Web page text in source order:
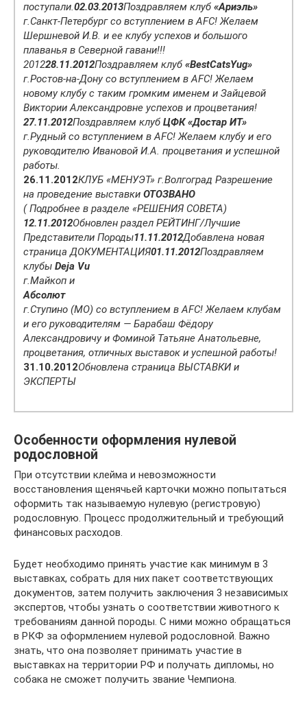
поступали.02.03.2013Поздравляем клуб «Ариэль»
г.Санкт-Петербург со вступлением в AFC! Желаем
Шершневой И.В. и ее клубу успехов и большого
плаванья в Северной гавани!!!
201228.11.2012Поздравляем клуб «BestCatsYug»
г.Ростов-на-Дону со вступлением в AFC! Желаем
новому клубу с таким громким именем и Зайцевой
Виктории Александровне успехов и процветания!
27.11.2012Поздравляем клуб ЦФК «Достар ИТ»
г.Рудный со вступлением в AFC! Желаем клубу и его
руководителю Ивановой И.А. процветания и успешной
работы.
26.11.2012КЛУБ «МЕНУЭТ» г.Волгоград Разрешение
на проведение выставки ОТОЗВАНО
( Подробнее в разделе «РЕШЕНИЯ СОВЕТА)
12.11.2012Обновлен раздел РЕЙТИНГ/Лучшие
Представители Породы11.11.2012Добавлена новая
страница ДОКУМЕНТАЦИЯ01.11.2012Поздравляем
клубы Deja Vu
г.Майкоп и
Абсолют
г.Ступино (МО) со вступлением в AFC! Желаем клубам
и его руководителям — Барабаш Фёдору
Александровичу и Фоминой Татьяне Анатольевне,
процветания, отличных выставок и успешной работы!
31.10.2012Обновлена страница ВЫСТАВКИ и
ЭКСПЕРТЫ
Особенности оформления нулевой
родословной
При отсутствии клейма и невозможности
восстановления щенячьей карточки можно попытаться
оформить так называемую нулевую (регистровую)
родословную. Процесс продолжительный и требующий
финансовых расходов.
Будет необходимо принять участие как минимум в 3
выставках, собрать для них пакет соответствующих
документов, затем получить заключения 3 независимых
экспертов, чтобы узнать о соответствии животного к
требованиям данной породы. С ними можно обращаться
в РКФ за оформлением нулевой родословной. Важно
знать, что она позволяет принимать участие в
выставках на территории РФ и получать дипломы, но
собака не сможет получить звание Чемпиона.